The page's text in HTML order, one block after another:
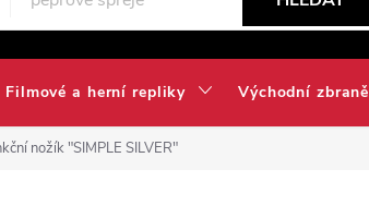
Filmové a herní repliky Východní zbraně
nožík "SIMPLE SILVER"